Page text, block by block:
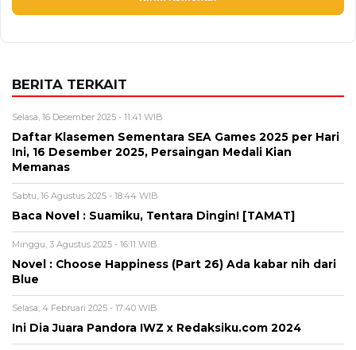
BERITA TERKAIT
Selasa, 16 Desember 2025 - 11:41 WIB
Daftar Klasemen Sementara SEA Games 2025 per Hari
Ini, 16 Desember 2025, Persaingan Medali Kian
Memanas
Sabtu, 16 Agustus 2025 - 18:44 WIB
Baca Novel : Suamiku, Tentara Dingin! [TAMAT]
Minggu, 3 Agustus 2025 - 16:11 WIB
Novel : Choose Happiness (Part 26) Ada kabar nih dari
Blue
Selasa, 4 Februari 2025 - 17:40 WIB
Ini Dia Juara Pandora IWZ x Redaksiku.com 2024